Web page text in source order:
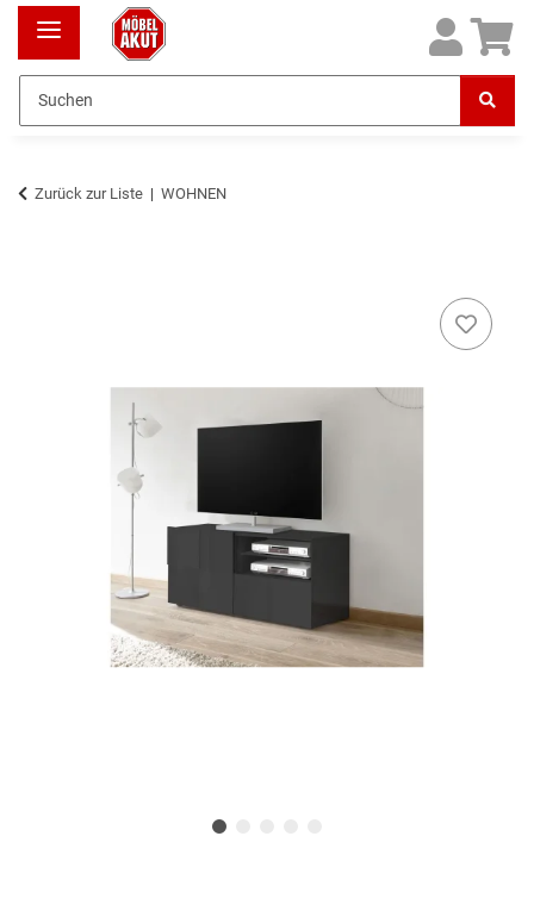
Zurück zur Liste WOHNEN